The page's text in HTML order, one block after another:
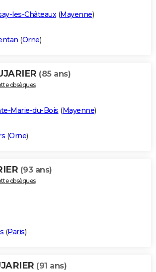
les-Châteaux(Mayenne)
(Orne)
(85 ans)
obsèques
Marie-du-Bois (Mayenne)
(Orne)
(93 ans)
obsèques
(Paris)
(91 ans)